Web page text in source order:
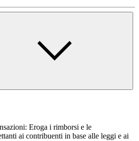
Eroga i rimborsi e le
ai contribuenti in base alle leggi e ai